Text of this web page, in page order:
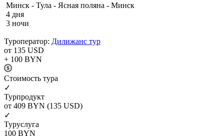
Минск - Тула - Ясная поляна - Минск
4 дня
3 ночи
Туроператор: Дилижанс тур
от 135 USD
+ 100 BYN
Cтоимость тура
✓
Турпродукт
от 409 BYN (135 USD)
✓
Туруслуга
100 BYN